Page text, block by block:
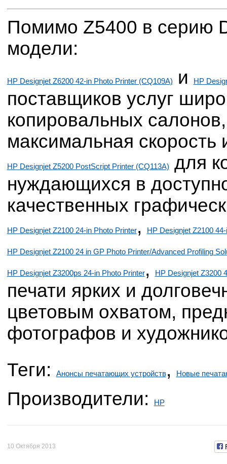
Помимо Z5400 в серию
модели:
HP Designjet Z6200 42-in Photo Printer (CQ109A) и HP
поставщиков услуг
копировальных
максимальная
HP Designjet Z5200 PostScript Printer (CQ113A)
для
нуждающихся в
качественных
HP Designjet Z2100 24-in Photo Printer, HP Designjet Z2100
HP Designjet Z2100 24 in GP Photo Printer/Advanced Profiling
HP Designjet Z3200ps 24-in Photo Printer, HP Designjet Z3200
печати ярких и
цветовым охватом,
фотографов и
Теги:
Анонсы печатающих устройств, Новые
Производители: HP
10 Октября 2013